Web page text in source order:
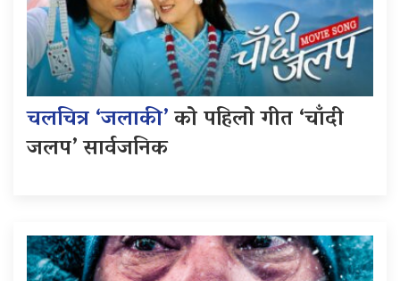
चलचित्र ‘जलाकी’को पहिलो गीत ‘चाँदी
जलप’ सार्वजनिक